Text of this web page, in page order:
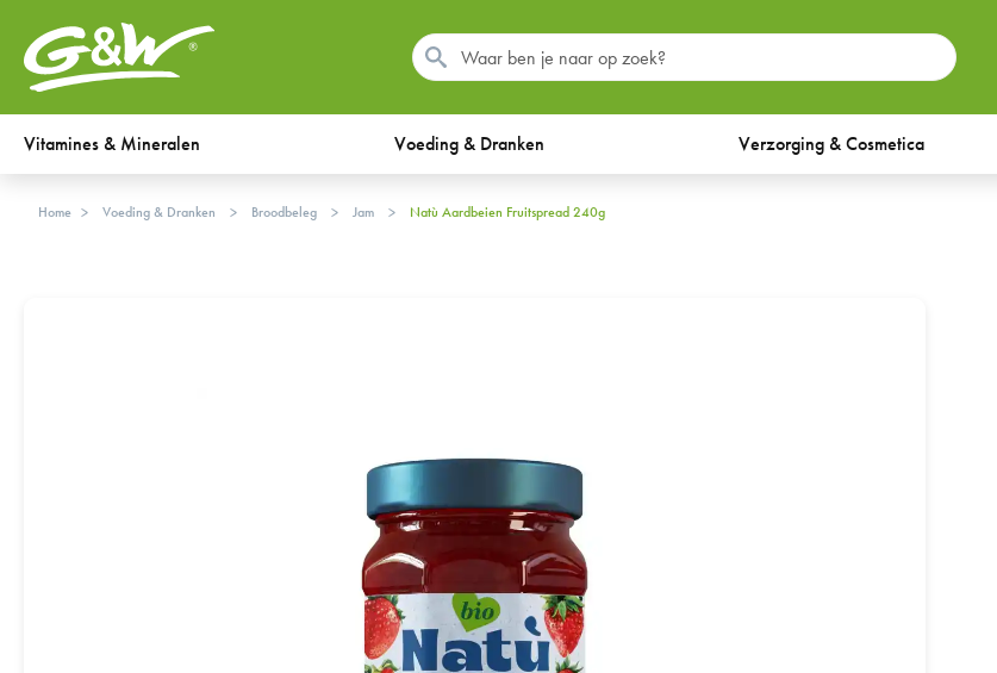
Vitamines & Mineralen Voeding & Dranken Verzorging & Cosmetica
Home Voeding & Dranken Broodbeleg Jam Natù Aardbeien Fruitspread 240g